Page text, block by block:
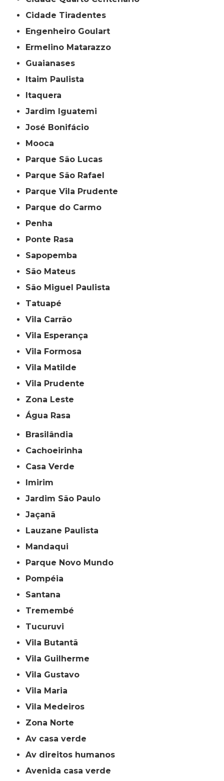
Cidade Tiradentes
Engenheiro Goulart
Ermelino Matarazzo
Guaianases
Itaim Paulista
Itaquera
Jardim Iguatemi
José Bonifácio
Mooca
Parque São Lucas
Parque São Rafael
Parque Vila Prudente
Parque do Carmo
Penha
Ponte Rasa
Sapopemba
São Mateus
São Miguel Paulista
Tatuapé
Vila Carrão
Vila Esperança
Vila Formosa
Vila Matilde
Vila Prudente
Zona Leste
Água Rasa
Brasilândia
Cachoeirinha
Casa Verde
Imirim
Jardim São Paulo
Jaçanã
Lauzane Paulista
Mandaqui
Parque Novo Mundo
Pompéia
Santana
Tremembé
Tucuruvi
Vila Butantã
Vila Guilherme
Vila Gustavo
Vila Maria
Vila Medeiros
Zona Norte
av casa verde
av direitos humanos
avenida casa verde